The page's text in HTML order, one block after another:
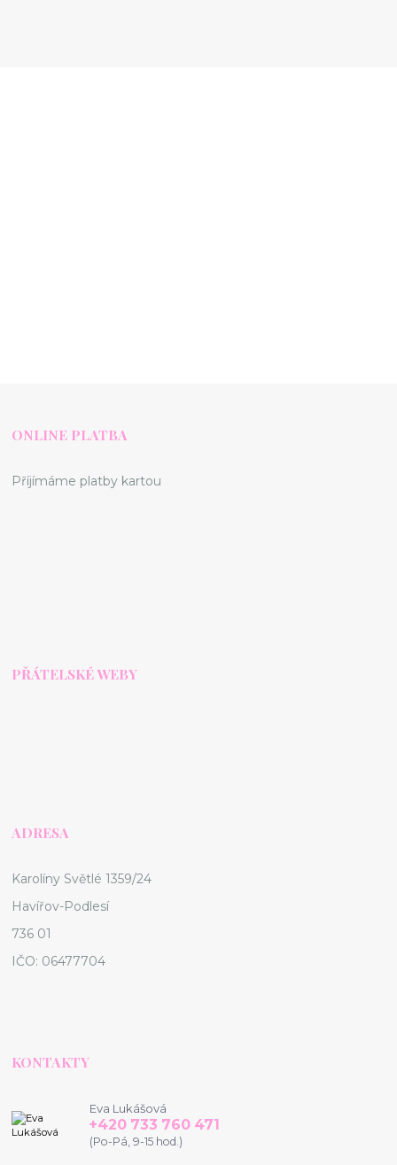
ONLINE PLATBA
Příjímáme platby kartou
PŘÁTELSKÉ WEBY
ADRESA
Karolíny Světlé 1359/24
Havířov-Podlesí
736 01
IČO: 06477704
KONTAKTY
Eva Lukášová
+420 733 760 471
(Po-Pá, 9-15 hod.)